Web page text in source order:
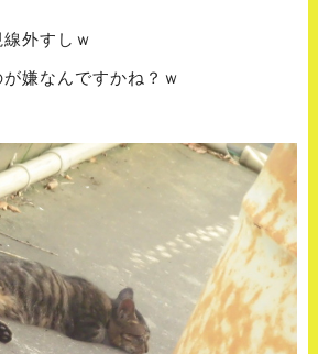
外すしｗ
嫌なんですかね？ｗ